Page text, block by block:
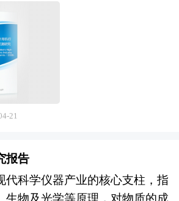
业发展重点方向、产业空间引导
。随着中国对外开放程度的深
区域化对产业发展的影响显著增
层次和深度也发生了变化。因
发展趋势和空间变化态势，对产
重要的意义。中研普华拥有28年
产业园区、特色小镇、田园综
智慧物流、乡村振兴等类型项目
华28年的产业研究服务经验，
式多种多样，主要包括高新区、
工业区、产业基地、特色产业园
续提出的产业新城、科技新城
产业集群的要载体和组成部
效应已引起越来越多人关注。国
成功案例表明，产业园区能够有
过共享资源的、克服外部负效
所具有的性质和特征决定了产
形成产业园区和产业集群的良性
增长的重要途径。在产业集群的
、技术集成与功能聚焦，实现针
是现代智能制造体系中精准匹配
的关键装备。 高速专用机的核
”与“专用”的双重融合，其中“高
速度参数，而是指设备在连续
持稳定的高主轴转速、高进给
著优于同类型通用设备，通过缩
“专用”则是其核心区别于通用高
21
报告
代科学仪器产业的核心支柱，指
生物及光学等原理，对物质的成